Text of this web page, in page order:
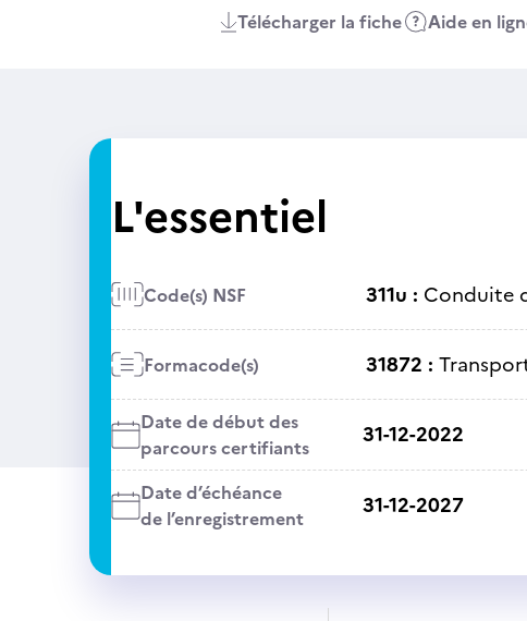
Télécharger la fiche Aide en
L'essentiel
Code(s) NSF 311u : Conduite
Formacode(s) 31872 :
Date de début des
parcours certifiants
31-12-2022
Date d’échéance
de l’enregistrement
31-12-2027